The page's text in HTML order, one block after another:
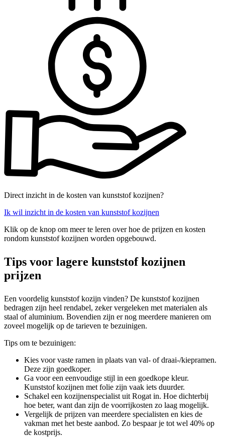
Direct inzicht in de kosten van kunststof kozijnen?
Ik wil inzicht in de kosten van kunststof kozijnen
Klik op de knop om meer te leren over hoe de prijzen en kosten
rondom kunststof kozijnen worden opgebouwd.
Tips voor lagere kunststof kozijnen
prijzen
Een voordelig kunststof kozijn vinden? De kunststof kozijnen
bedragen zijn heel rendabel, zeker vergeleken met materialen als
staal of aluminium. Bovendien zijn er nog meerdere manieren om
zoveel mogelijk op de tarieven te bezuinigen.
Tips om te bezuinigen:
Kies voor vaste ramen in plaats van val- of draai-/kiepramen.
Deze zijn goedkoper.
Ga voor een eenvoudige stijl in een goedkope kleur.
Kunststof kozijnen met folie zijn vaak iets duurder.
Schakel een kozijnenspecialist uit Rogat in. Hoe dichterbij
hoe beter, want dan zijn de voorrijkosten zo laag mogelijk.
Vergelijk de prijzen van meerdere specialisten en kies de
vakman met het beste aanbod. Zo bespaar je tot wel 40% op
de kostprijs.